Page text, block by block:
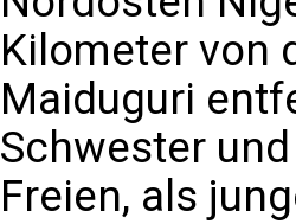
Kilometer von
Maiduguri
Schwester
Freien, als